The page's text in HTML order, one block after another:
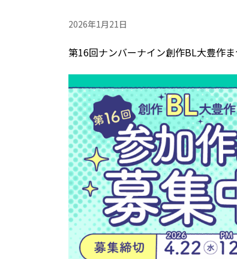
2026年1月21日
第16回ナンバーナイン創作BL大豊作ま